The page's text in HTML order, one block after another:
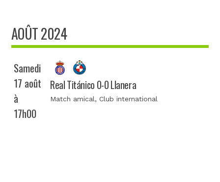
AOÛT 2024
Samedi
17 août
à
17h00
Real Titánico 0-0 Llanera
Match amical, Club international